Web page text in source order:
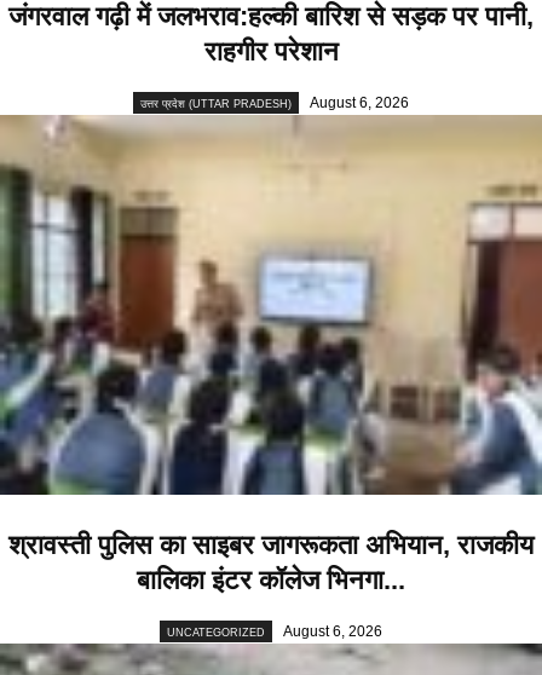
जंगरवाल गढ़ी में जलभराव:हल्की बारिश से सड़क पर पानी,
राहगीर परेशान
उत्तर प्रदेश (UTTAR PRADESH) August 6, 2026
श्रावस्ती पुलिस का साइबर जागरूकता अभियान, राजकीय
बालिका इंटर कॉलेज भिनगा...
UNCATEGORIZED August 6, 2026